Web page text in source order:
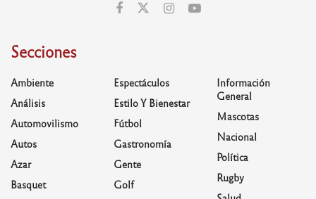
Secciones
Ambiente
Análisis
Automovilismo
Autos
Azar
Basquet
Espectáculos
Estilo Y Bienestar
Fútbol
Gastronomía
Gente
Golf
Información
General
Mascotas
Nacional
Política
Rugby